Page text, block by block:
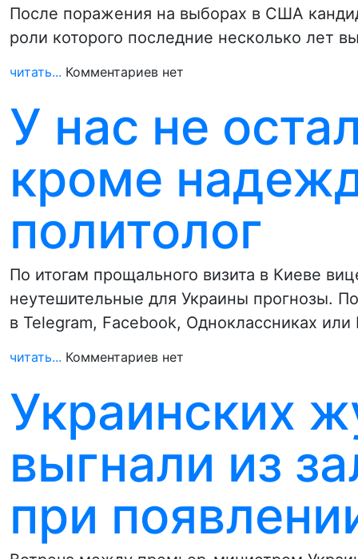
После поражения на выборах в США
роли которого последние несколько лет
читать... Комментариев нет
У нас не
кроме
политолог
По итогам прощального визита в Киеве
неутешительные для Украины прогнозы.
в Telegram, Facebook, Одноклассниках или
читать... Комментариев нет
Украинских
выгнали из
при